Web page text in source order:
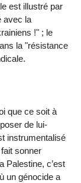
est illustré par
avec la
!" ; le
la "résistance
que ce soit à
de lui-
instrumentalisé
sonner
Palestine, c’est
un génocide a